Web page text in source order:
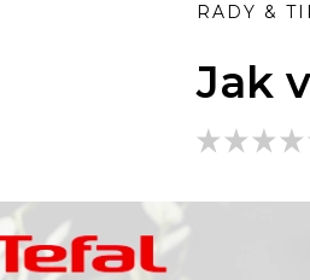
RADY &
Jak